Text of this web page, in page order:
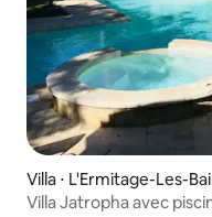
Villa ⋅ L'Ermitage-Les-
Villa Jatropha avec